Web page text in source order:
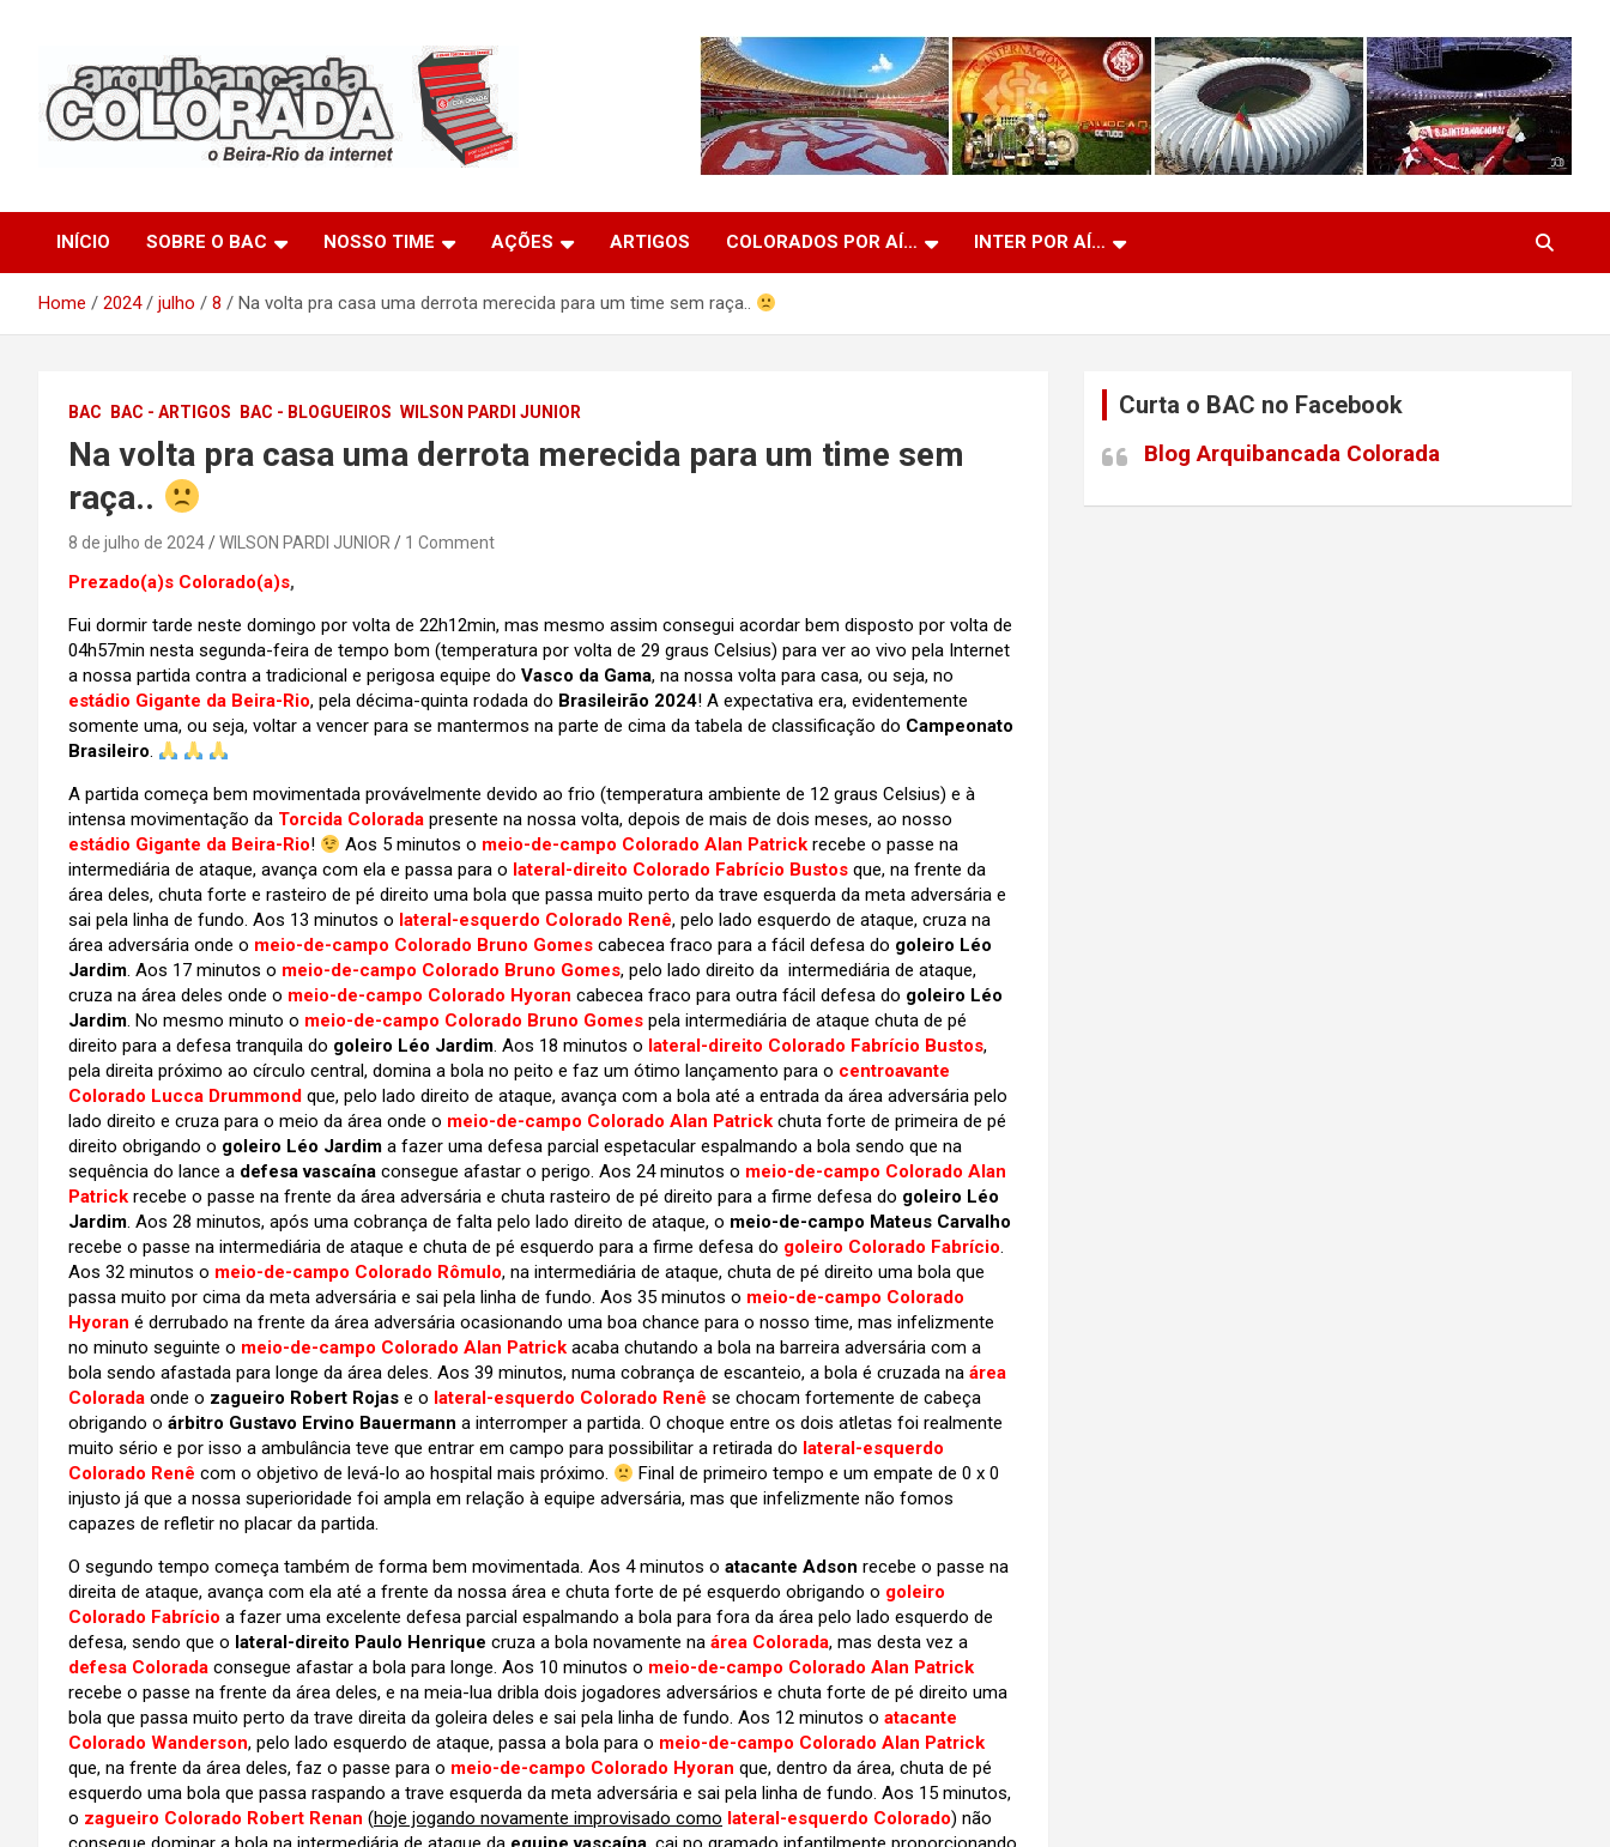
Arquibancada Colorada
INÍCIO SOBRE O BAC NOSSO TIME AÇÕES ARTIGOS COLORADOS POR AÍ… INTER POR AÍ…
Home 2024 julho 8 Na volta pra casa uma derrota merecida para um time sem raça..
BAC BAC - ARTIGOS BAC - BLOGUEIROS WILSON PARDI JUNIOR
Na volta pra casa uma derrota merecida para um time sem
raça..
8 de julho de 2024 WILSON PARDI JUNIOR 1 Comment
Prezado(a)s Colorado(a)s,
Fui dormir tarde neste domingo por volta de 22h12min, mas mesmo assim consegui acordar bem disposto por volta de
04h57min nesta segunda-feira de tempo bom (temperatura por volta de 29 graus Celsius) para ver ao vivo pela Internet
a nossa partida contra a tradicional e perigosa equipe do Vasco da Gama, na nossa volta para casa, ou seja, no
estádio Gigante da Beira-Rio, pela décima-quinta rodada do Brasileirão 2024! A expectativa era, evidentemente
somente uma, ou seja, voltar a vencer para se mantermos na parte de cima da tabela de classificação do Campeonato
Brasileiro.
A partida começa bem movimentada provávelmente devido ao frio (temperatura ambiente de 12 graus Celsius) e à
intensa movimentação da Torcida Colorada presente na nossa volta, depois de mais de dois meses, ao nosso
estádio Gigante da Beira-Rio! Aos 5 minutos o meio-de-campo Colorado Alan Patrick recebe o passe na
intermediária de ataque, avança com ela e passa para o lateral-direito Colorado Fabrício Bustos que, na frente da
área deles, chuta forte e rasteiro de pé direito uma bola que passa muito perto da trave esquerda da meta adversária e
sai pela linha de fundo. Aos 13 minutos o lateral-esquerdo Colorado Renê, pelo lado esquerdo de ataque, cruza na
área adversária onde o meio-de-campo Colorado Bruno Gomes cabecea fraco para a fácil defesa do goleiro Léo
Jardim. Aos 17 minutos o meio-de-campo Colorado Bruno Gomes, pelo lado direito da intermediária de ataque,
cruza na área deles onde o meio-de-campo Colorado Hyoran cabecea fraco para outra fácil defesa do goleiro Léo
Jardim. No mesmo minuto o meio-de-campo Colorado Bruno Gomes pela intermediária de ataque chuta de pé
direito para a defesa tranquila do goleiro Léo Jardim. Aos 18 minutos o lateral-direito Colorado Fabrício Bustos,
pela direita próximo ao círculo central, domina a bola no peito e faz um ótimo lançamento para o centroavante
Colorado Lucca Drummond que, pelo lado direito de ataque, avança com a bola até a entrada da área adversária pelo
lado direito e cruza para o meio da área onde o meio-de-campo Colorado Alan Patrick chuta forte de primeira de pé
direito obrigando o goleiro Léo Jardim a fazer uma defesa parcial espetacular espalmando a bola sendo que na
sequência do lance a defesa vascaína consegue afastar o perigo. Aos 24 minutos o meio-de-campo Colorado Alan
Patrick recebe o passe na frente da área adversária e chuta rasteiro de pé direito para a firme defesa do goleiro Léo
Jardim. Aos 28 minutos, após uma cobrança de falta pelo lado direito de ataque, o meio-de-campo Mateus Carvalho
recebe o passe na intermediária de ataque e chuta de pé esquerdo para a firme defesa do goleiro Colorado Fabrício.
Aos 32 minutos o meio-de-campo Colorado Rômulo, na intermediária de ataque, chuta de pé direito uma bola que
passa muito por cima da meta adversária e sai pela linha de fundo. Aos 35 minutos o meio-de-campo Colorado
Hyoran é derrubado na frente da área adversária ocasionando uma boa chance para o nosso time, mas infelizmente
no minuto seguinte o meio-de-campo Colorado Alan Patrick acaba chutando a bola na barreira adversária com a
bola sendo afastada para longe da área deles. Aos 39 minutos, numa cobrança de escanteio, a bola é cruzada na área
Colorada onde o zagueiro Robert Rojas e o lateral-esquerdo Colorado Renê se chocam fortemente de cabeça
obrigando o árbitro Gustavo Ervino Bauermann a interromper a partida. O choque entre os dois atletas foi realmente
muito sério e por isso a ambulância teve que entrar em campo para possibilitar a retirada do lateral-esquerdo
Colorado Renê com o objetivo de levá-lo ao hospital mais próximo.
Final de primeiro tempo e um empate de 0 x 0
injusto já que a nossa superioridade foi ampla em relação à equipe adversária, mas que infelizmente não fomos
capazes de refletir no placar da partida.
O segundo tempo começa também de forma bem movimentada. Aos 4 minutos o atacante Adson recebe o passe na
direita de ataque, avança com ela até a frente da nossa área e chuta forte de pé esquerdo obrigando o goleiro
Colorado Fabrício a fazer uma excelente defesa parcial espalmando a bola para fora da área pelo lado esquerdo de
defesa, sendo que o lateral-direito Paulo Henrique cruza a bola novamente na área Colorada, mas desta vez a
defesa Colorada consegue afastar a bola para longe. Aos 10 minutos o meio-de-campo Colorado Alan Patrick
recebe o passe na frente da área deles, e na meia-lua dribla dois jogadores adversários e chuta forte de pé direito uma
bola que passa muito perto da trave direita da goleira deles e sai pela linha de fundo. Aos 12 minutos o atacante
Colorado Wanderson, pelo lado esquerdo de ataque, passa a bola para o meio-de-campo Colorado Alan Patrick
que, na frente da área deles, faz o passe para o meio-de-campo Colorado Hyoran que, dentro da área, chuta de pé
esquerdo uma bola que passa raspando a trave esquerda da meta adversária e sai pela linha de fundo. Aos 15 minutos,
o zagueiro Colorado Robert Renan (hoje jogando novamente improvisado como lateral-esquerdo Colorado) não
Curta o BAC no Facebook
Blog Arquibancada Colorada